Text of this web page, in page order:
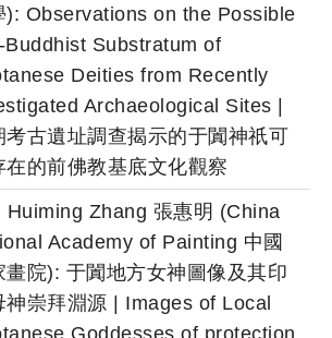
): Observations on the Possible
Buddhist Substratum of
Deities from Recently
Archaeological Sites |
考古遺址調查揭示的于闐神祇可
在的前佛教基底文化觀察
Huiming Zhang 張惠明 (China
Academy of Painting 中國
畫院): 于闐地方女神圖像及其印
神崇拜淵源 | Images of Local